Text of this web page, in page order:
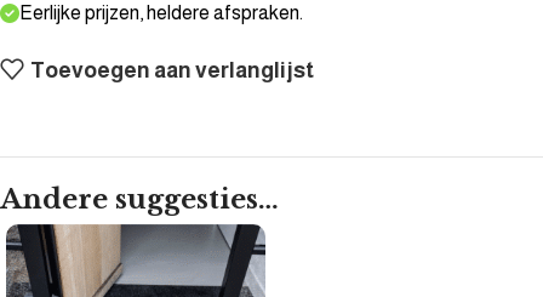
Eerlijke prijzen, heldere afspraken.
Toevoegen aan verlanglijst
Andere suggesties…